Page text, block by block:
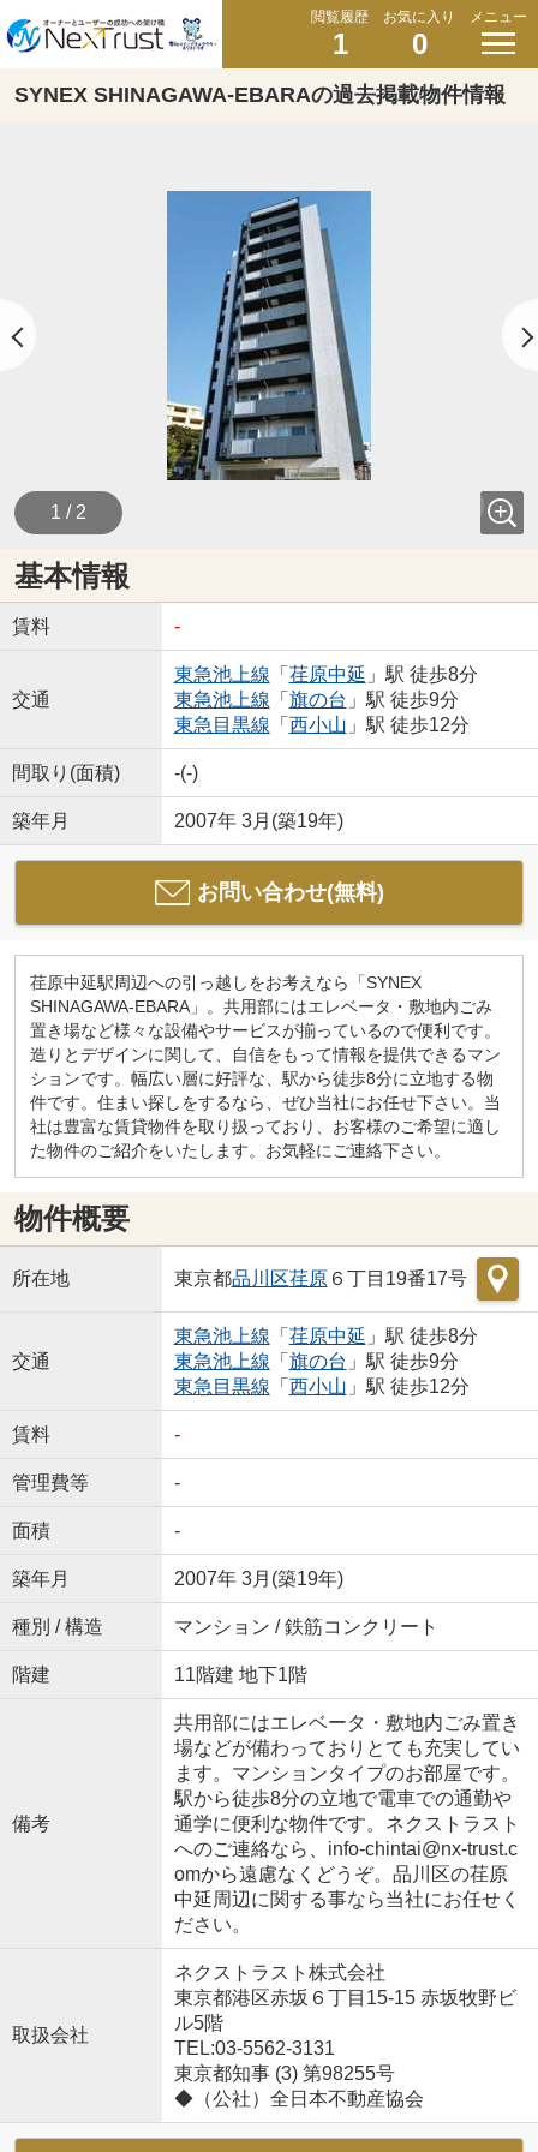
閲覧履歴
1
お気に入り
0
メニュー
SYNEX SHINAGAWA-EBARAの過去掲載物件情報
1 / 2
基本情報
賃料 -
交通
東急池上線 「 荏原中延 」駅 徒歩8分
東急池上線 「 旗の台 」駅 徒歩9分
東急目黒線 「 西小山 」駅 徒歩12分
間取り(面積) -(-)
築年月 2007年 3月(築19年)
お問い合わせ(無料)
荏原中延駅周辺への引っ越しをお考えなら「SYNEX
SHINAGAWA-EBARA」。共用部にはエレベータ・敷地内ごみ
置き場など様々な設備やサービスが揃っているので便利です。
造りとデザインに関して、自信をもって情報を提供できるマン
ションです。幅広い層に好評な、駅から徒歩8分に立地する物
件です。住まい探しをするなら、ぜひ当社にお任せ下さい。当
社は豊富な賃貸物件を取り扱っており、お客様のご希望に適し
た物件のご紹介をいたします。お気軽にご連絡下さい。
物件概要
所在地 東京都品川区荏原６丁目19番17号
交通
東急池上線 「 荏原中延 」駅 徒歩8分
東急池上線 「 旗の台 」駅 徒歩9分
東急目黒線 「 西小山 」駅 徒歩12分
賃料 -
管理費等 -
面積 -
築年月 2007年 3月(築19年)
種別 / 構造 マンション / 鉄筋コンクリート
階建 11階建 地下1階
備考
共用部にはエレベータ・敷地内ごみ置き
場などが備わっておりとても充実してい
ます。マンションタイプのお部屋です。
駅から徒歩8分の立地で電車での通勤や
通学に便利な物件です。ネクストラスト
へのご連絡なら、info-chintai@nx-trust.c
omから遠慮なくどうぞ。品川区の荏原
中延周辺に関する事なら当社にお任せく
ださい。
取扱会社
ネクストラスト株式会社
東京都港区赤坂６丁目15-15 赤坂牧野ビ
ル5階
TEL:03-5562-3131
東京都知事 (3) 第98255号
◆（公社）全日本不動産協会